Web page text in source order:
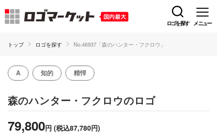
ロゴを探す メニュー
トップ ロゴを探す No.46937「森のハンター・フクロウ」
A 知的 精悍
森のハンター・フクロウのロゴ
79,800円 (税込87,780円)